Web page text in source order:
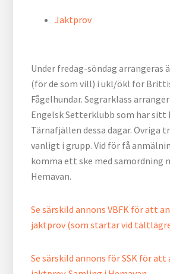
Jaktprov
Under fredag-söndag arrangeras
(för de som vill) i ukl/ökl för
Fågelhundar. Segrarklass
Engelsk Setterklubb som har sitt
Tärnafjällen dessa dagar. Övriga
vanligt i grupp. Vid för få
komma ett ske med samordning
Hemavan.
Se särskild annons VBFK för att
jaktprov (som startar vid
Se särskild annons för SSK för